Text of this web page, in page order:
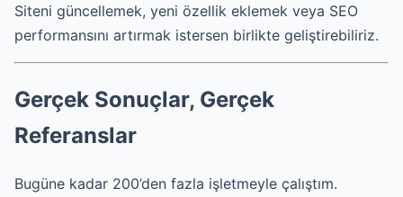
Siteni güncellemek, yeni özellik eklemek veya SEO
performansını artırmak istersen birlikte geliştirebiliriz.
Gerçek Sonuçlar, Gerçek
Referanslar
Bugüne kadar 200’den fazla işletmeyle çalıştım.